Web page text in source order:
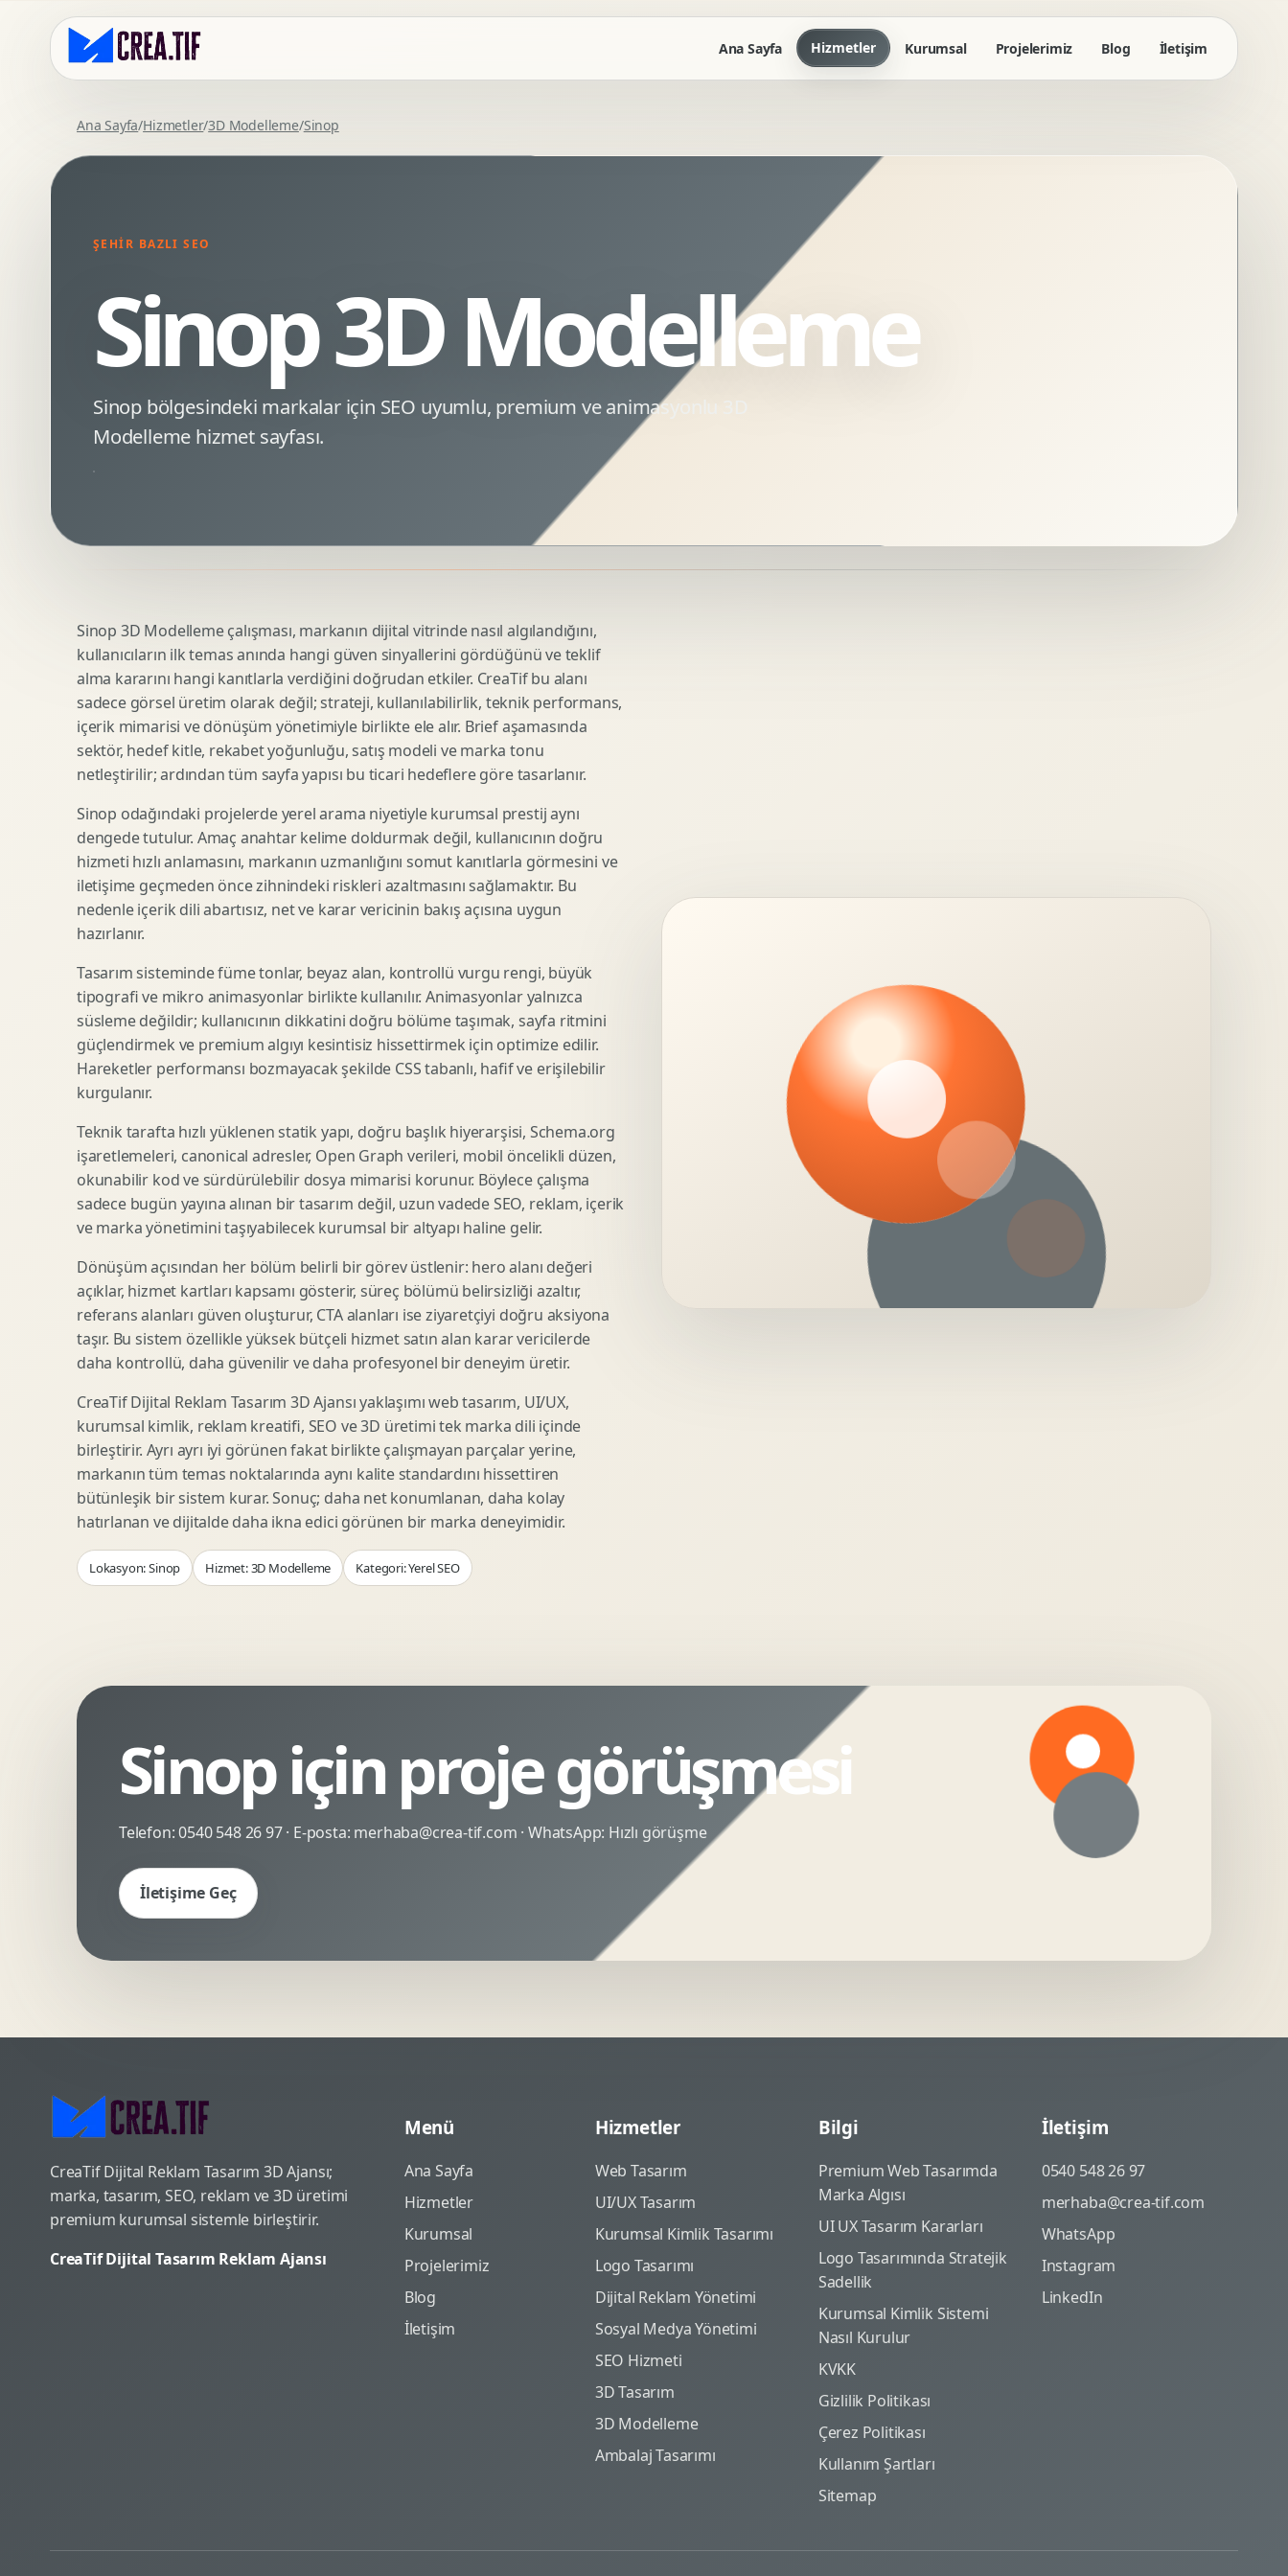
Ana Sayfa Hizmetler
Kurumsal Web Tasarim
SEO Uyumlu Web Tasarim
Webflow Web Tasarim
Framer Web Tasarim
Kurumsal Site Yenileme
Prototip Tasarimi
Dashboard UI Tasarimi
Conversion UX Optimizasyonu
Kurumsal Dokuman Tasarimi
Ofis Ici Gorsel Kimlik
Kurumsal Katalog Tasarimi
Minimal Logo Tasarimi
Premium Logo Tasarimi
Logo Revizyonu
Kurumsal Logo Yenileme
Google Ads Reklam Tasarimi
Remarketing Kreatifleri
Sosyal Medya Kreatif Tasarimi
Reels Kapak Tasarimi
Topluluk Yonetimi
Influencer Kampanya Tasarimi
Uluslararasi SEO
SEO Icerik Stratejisi
Schema Markup Optimizasyonu
Urun Gorsellestirme
3D Reklam Gorseli
Cgi Kampanya Gorseli
3D Karakter Tasarimi
3D Stand Tasarimi
3D Sosyal Medya Gorseli
3D Lansman Filmi
3D Urun Modelleme
Mimari 3D Gorsellestirme
Endustriyel Modelleme
Low Poly Modelleme
High Poly Modelleme
3D Render Alma
Teknik Modelleme
Premium Ambalaj Tasarimi
Etiket Tasarimi
Kutu Tasarimi
Raf Gorunurlugu
Gida Ambalaj Tasarimi
Kozmetik Ambalaj Tasarimi
E Ticaret Kutu Tasarimi
Ambalaj Mockup Tasarimi
Afis Tasarimi
Brosur Tasarimi
Sosyal Medya Gorsel Tasarimi
Sunum Tasarimi
Infografik Tasarimi
Fuaye Gorsel Tasarimi
Kurumsal Ilan Tasarimi
Marka Stratejisi
Marka Konumlandirma
Isimlendirme
Rekabet Analizi
Marka Mimarisi
Deger Onerisi Tasarimi
Pazara Giris Stratejisi
Shopify Tasarim
Woocommerce Tasarim
Eticaret UX Optimizasyonu
Urun Sayfasi Tasarimi
Sepet Odeme UX
Pazaryeri Marka Magazasi
Eticaret SEO Altyapisi
Lead Generation Landing Page
Reklam Landing Page
Urun Lansman Sayfasi
Ab Test Arayuzu
Webinar Landing Page
App Landing Page
Form Optimizasyonu
Sales Page Tasarimi
Display Banner Tasarimi
Video Reklam Kreatifi
Outdoor Reklam Tasarimi
Kampanya Kimligi
Performans Kreatif Seti
Story Reklam Tasarimi
Statik Reklam Gorseli
Motion Banner Tasarimi
Mikro Animasyon Tasarimi
Urun Tanitim Animasyonu
Interaktif Kampanya
Kurumsal Projelerimiz Blog İletişim
Ana Sayfa/Hizmetler/3D Modelleme/Sinop
ŞEHIR BAZLI SEO
Sinop 3D Modelleme
Sinop bölgesindeki markalar için SEO uyumlu, premium ve animasyonlu 3D
Modelleme hizmet sayfası.
Sinop 3D Modelleme çalışması, markanın dijital vitrinde nasıl algılandığını,
kullanıcıların ilk temas anında hangi güven sinyallerini gördüğünü ve teklif
alma kararını hangi kanıtlarla verdiğini doğrudan etkiler. CreaTif bu alanı
sadece görsel üretim olarak değil; strateji, kullanılabilirlik, teknik performans,
içerik mimarisi ve dönüşüm yönetimiyle birlikte ele alır. Brief aşamasında
sektör, hedef kitle, rekabet yoğunluğu, satış modeli ve marka tonu
netleştirilir; ardından tüm sayfa yapısı bu ticari hedeflere göre tasarlanır.
Sinop odağındaki projelerde yerel arama niyetiyle kurumsal prestij aynı
dengede tutulur. Amaç anahtar kelime doldurmak değil, kullanıcının doğru
hizmeti hızlı anlamasını, markanın uzmanlığını somut kanıtlarla görmesini ve
iletişime geçmeden önce zihnindeki riskleri azaltmasını sağlamaktır. Bu
nedenle içerik dili abartısız, net ve karar vericinin bakış açısına uygun
hazırlanır.
Tasarım sisteminde füme tonlar, beyaz alan, kontrollü vurgu rengi, büyük
tipografi ve mikro animasyonlar birlikte kullanılır. Animasyonlar yalnızca
süsleme değildir; kullanıcının dikkatini doğru bölüme taşımak, sayfa ritmini
güçlendirmek ve premium algıyı kesintisiz hissettirmek için optimize edilir.
Hareketler performansı bozmayacak şekilde CSS tabanlı, hafif ve erişilebilir
kurgulanır.
Teknik tarafta hızlı yüklenen statik yapı, doğru başlık hiyerarşisi, Schema.org
işaretlemeleri, canonical adresler, Open Graph verileri, mobil öncelikli düzen,
okunabilir kod ve sürdürülebilir dosya mimarisi korunur. Böylece çalışma
sadece bugün yayına alınan bir tasarım değil, uzun vadede SEO, reklam, içerik
ve marka yönetimini taşıyabilecek kurumsal bir altyapı haline gelir.
Dönüşüm açısından her bölüm belirli bir görev üstlenir: hero alanı değeri
açıklar, hizmet kartları kapsamı gösterir, süreç bölümü belirsizliği azaltır,
referans alanları güven oluşturur, CTA alanları ise ziyaretçiyi doğru aksiyona
taşır. Bu sistem özellikle yüksek bütçeli hizmet satın alan karar vericilerde
daha kontrollü, daha güvenilir ve daha profesyonel bir deneyim üretir.
CreaTif Dijital Reklam Tasarım 3D Ajansı yaklaşımı web tasarım, UI/UX,
kurumsal kimlik, reklam kreatifi, SEO ve 3D üretimi tek marka dili içinde
birleştirir. Ayrı ayrı iyi görünen fakat birlikte çalışmayan parçalar yerine,
markanın tüm temas noktalarında aynı kalite standardını hissettiren
bütünleşik bir sistem kurar. Sonuç; daha net konumlanan, daha kolay
hatırlanan ve dijitalde daha ikna edici görünen bir marka deneyimidir.
Lokasyon: Sinop Hizmet: 3D Modelleme Kategori: Yerel SEO
Sinop için proje görüşmesi
Telefon:0540 548 26 97· E-posta: merhaba@crea-tif.com · WhatsApp: Hızlı görüşme
İletişime Geç
CreaTif Dijital Reklam Tasarım 3D Ajansı;
marka, tasarım, SEO, reklam ve 3D üretimi
premium kurumsal sistemle birleştirir.
CreaTif Dijital Tasarım Reklam Ajansı
Menü
Ana Sayfa
Hizmetler
Kurumsal
Projelerimiz
Blog
İletişim
Hizmetler
Web Tasarım
UI/UX Tasarım
Kurumsal Kimlik Tasarımı
Logo Tasarımı
Dijital Reklam Yönetimi
Sosyal Medya Yönetimi
SEO Hizmeti
3D Tasarım
3D Modelleme
Ambalaj Tasarımı
Bilgi
Premium Web Tasarımda
Marka Algısı
UI UX Tasarım Kararları
Logo Tasarımında Stratejik
Sadellik
Kurumsal Kimlik Sistemi
Nasıl Kurulur
KVKK
Gizlilik Politikası
Çerez Politikası
Kullanım Şartları
Sitemap
İletişim
0540 548 26 97
merhaba@crea-tif.com
WhatsApp
Instagram
LinkedIn